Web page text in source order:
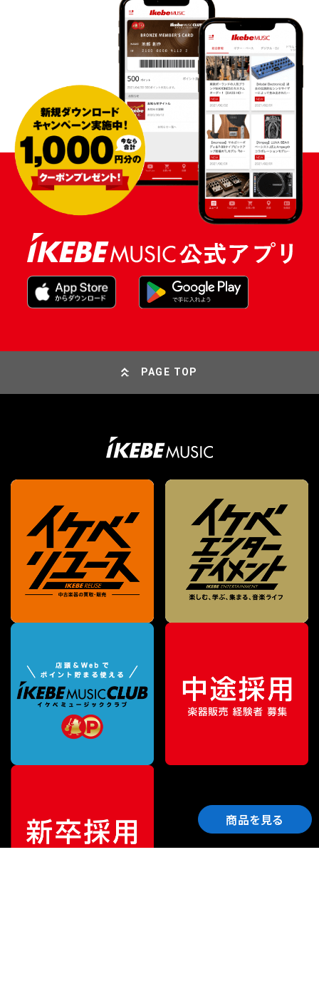
商品を見る
PAGE TOP